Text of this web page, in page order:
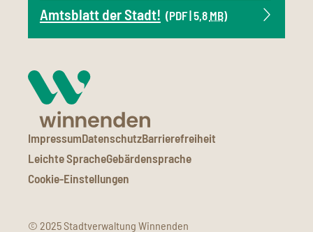
Amtsblatt der Stadt! (PDF | 5,8 MB)
ImpressumDatenschutzBarrierefreiheit
Leichte SpracheGebärdensprache
Cookie-Einstellungen
© 2025 Stadtverwaltung Winnenden